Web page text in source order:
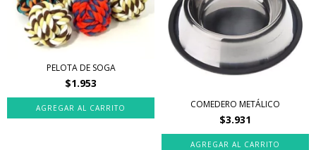
PELOTA DE SOGA
$1.953
AGREGAR AL CARRITO COMEDERO METÁLICO
$3.931
AGREGAR AL CARRITO